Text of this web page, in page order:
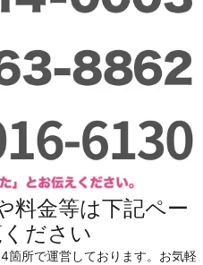
料金等は下記ペー
ださい
箇所で運営しております。お気軽